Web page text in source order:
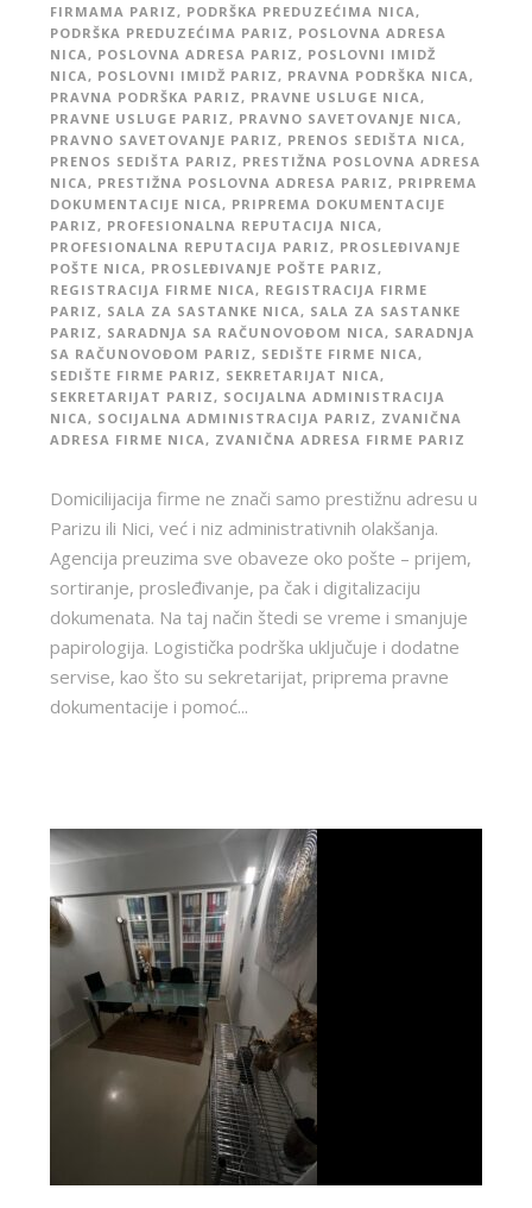
FIRMAMA PARIZ , PODRŠKA PREDUZEĆIMA NICA ,
PODRŠKA PREDUZEĆIMA PARIZ , POSLOVNA ADRESA
NICA , POSLOVNA ADRESA PARIZ , POSLOVNI IMIDŽ
NICA , POSLOVNI IMIDŽ PARIZ , PRAVNA PODRŠKA NICA ,
PRAVNA PODRŠKA PARIZ , PRAVNE USLUGE NICA ,
PRAVNE USLUGE PARIZ , PRAVNO SAVETOVANJE NICA ,
PRAVNO SAVETOVANJE PARIZ , PRENOS SEDIŠTA NICA ,
PRENOS SEDIŠTA PARIZ , PRESTIŽNA POSLOVNA ADRESA
NICA , PRESTIŽNA POSLOVNA ADRESA PARIZ , PRIPREMA
DOKUMENTACIJE NICA , PRIPREMA DOKUMENTACIJE
PARIZ , PROFESIONALNA REPUTACIJA NICA ,
PROFESIONALNA REPUTACIJA PARIZ , PROSLEĐIVANJE
POŠTE NICA , PROSLEĐIVANJE POŠTE PARIZ ,
REGISTRACIJA FIRME NICA , REGISTRACIJA FIRME
PARIZ , SALA ZA SASTANKE NICA , SALA ZA SASTANKE
PARIZ , SARADNJA SA RAČUNOVOĐOM NICA , SARADNJA
SA RAČUNOVOĐOM PARIZ , SEDIŠTE FIRME NICA ,
SEDIŠTE FIRME PARIZ , SEKRETARIJAT NICA ,
SEKRETARIJAT PARIZ , SOCIJALNA ADMINISTRACIJA
NICA , SOCIJALNA ADMINISTRACIJA PARIZ , ZVANIČNA
ADRESA FIRME NICA , ZVANIČNA ADRESA FIRME PARIZ
Domicilijacija firme ne znači samo prestižnu adresu u
Parizu ili Nici, već i niz administrativnih olakšanja.
Agencija preuzima sve obaveze oko pošte – prijem,
sortiranje, prosleđivanje, pa čak i digitalizaciju
dokumenata. Na taj način štedi se vreme i smanjuje
papirologija. Logistička podrška uključuje i dodatne
servise, kao što su sekretarijat, priprema pravne
dokumentacije i pomoć...